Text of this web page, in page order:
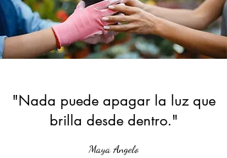
"Nada puede apagar la luz que
brilla desde dentro."
Maya Angelo